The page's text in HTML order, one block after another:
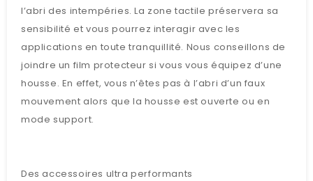
l’abri des intempéries. La zone tactile préservera sa
sensibilité et vous pourrez interagir avec les
applications en toute tranquillité. Nous conseillons de
joindre un film protecteur si vous vous équipez d’une
housse. En effet, vous n’êtes pas à l’abri d’un faux
mouvement alors que la housse est ouverte ou en
mode support.
Des accessoires ultra performants